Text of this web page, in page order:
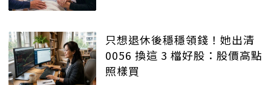
只想退休後穩穩領錢！她出清
0056 換這 3 檔好股：股價高點
照樣買